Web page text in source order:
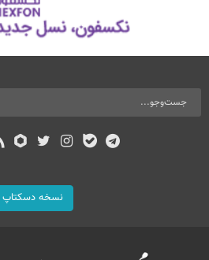
نسخه دسکتاپ